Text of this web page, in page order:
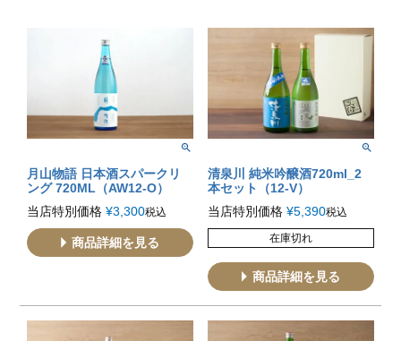
月山物語 日本酒スパークリ
ング 720ML（AW12-O）
当店特別価格 ¥3,300税込
商品詳細を見る
清泉川 純米吟醸酒720ml_2
本セット（12-V）
当店特別価格 ¥5,390税込
在庫切れ
商品詳細を見る